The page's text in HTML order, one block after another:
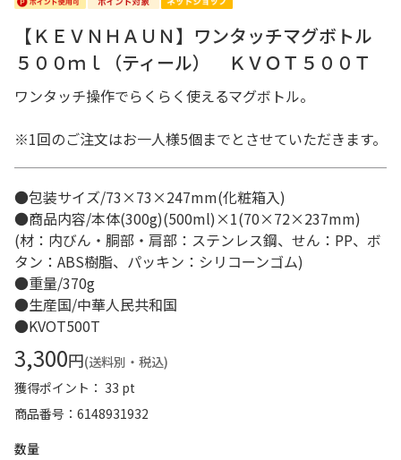
【ＫＥＶＮＨＡＵＮ】ワンタッチマグボトル
５００ｍｌ（ティール） ＫＶＯＴ５００Ｔ
ワンタッチ操作でらくらく使えるマグボトル。
※1回のご注文はお一人様5個までとさせていただきます。
●包装サイズ/73×73×247mm(化粧箱入)
●商品内容/本体(300g)(500ml)×1(70×72×237mm)
(材：内びん・胴部・肩部：ステンレス鋼、せん：PP、ボ
タン：ABS樹脂、パッキン：シリコーンゴム)
●重量/370g
●生産国/中華人民共和国
●KVOT500T
3,300円(送料別・税込)
獲得ポイント： 33 pt
商品番号
6148931932
数量